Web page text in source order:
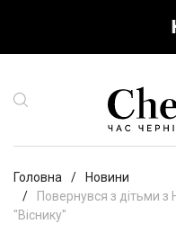
Головна
Новини
Повернувся з дітьми з
"Віснику"